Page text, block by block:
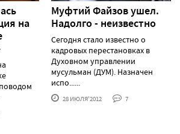
на
Муфтий Файзов ушел.
Надолго - неизвестно
Сегодня стало известно о
кадровых перестановках в
Духовном управлении
мусульман (ДУМ). Назначен
испо......
28 ИЮЛЯ'2012 7